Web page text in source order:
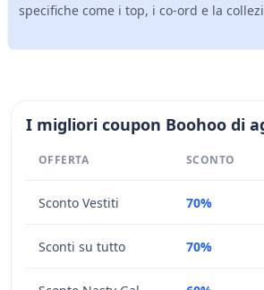
specifiche come i top, i co-ord e la
I migliori coupon Boohoo di
OFFERTA SCONTO
Sconto Vestiti 70%
Sconti su tutto 70%